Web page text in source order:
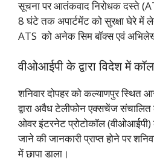
सूचना पर आतंकवादनिरोधक दस्ते
8 घंटे तक अपार्टमेंट को सुरक्षा घेरे में
ATS को अनेक सिम बॉक्स एवं अभिलेख
वीओआईपी के द्वारा विदेश में
शनिवार दोपहर को कल्याणपुर स्थित
द्वारा अवैध टेलीफोन एक्सचेंज
ओवर इंटरनेट प्रोटोकॉल (वीओआईपी)
जाने की जानकारी प्राप्त होने पर
में छापा डाला।